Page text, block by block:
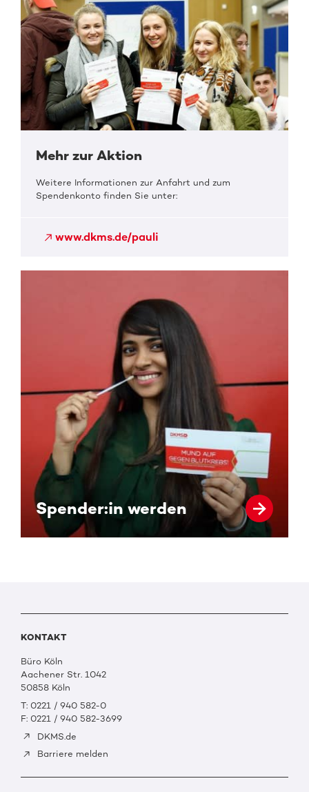
Mehr zur Aktion
Weitere Informationen zur Anfahrt und zum
Spendenkonto finden Sie unter:
www.dkms.de/pauli
Spender:in werden
KONTAKT
Büro Köln
Aachener Str. 1042
50858 Köln
T: 0221 / 940 582-0
F: 0221 / 940 582-3699
DKMS.de
Barriere melden